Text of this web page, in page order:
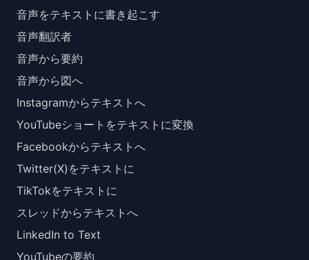
音声をテキストに書き起こす
音声翻訳者
音声から要約
音声から図へ
Instagramからテキストへ
YouTubeショートをテキストに変換
Facebookからテキストへ
Twitter(X)をテキストに
TikTokをテキストに
スレッドからテキストへ
LinkedIn to Text
YouTubeの要約